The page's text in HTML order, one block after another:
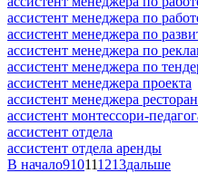
ассистент менеджера по
ассистент менеджера по
ассистент менеджера по
ассистент менеджера по
ассистент менеджера проекта
ассистент менеджера
ассистент монтессори-
ассистент отдела
ассистент отдела аренды
В начало910111213дальше